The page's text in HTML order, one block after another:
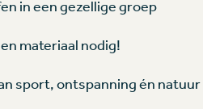
in een gezellige groep
materiaal nodig!
sport, ontspanning én natuur